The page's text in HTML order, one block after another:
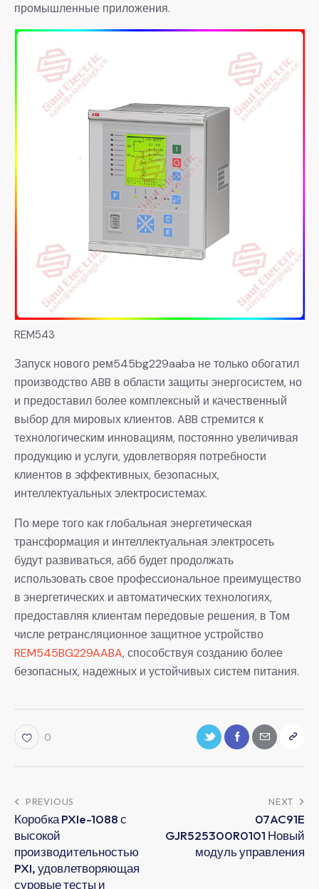
промышленные приложения.
REM543
Запуск нового рем545bg229aaba не только обогатил
производство ABB в области защиты энергосистем, но
и предоставил более комплексный и качественный
выбор для мировых клиентов. ABB стремится к
технологическим инновациям, постоянно увеличивая
продукцию и услуги, удовлетворяя потребности
клиентов в эффективных, безопасных,
интеллектуальных электросистемах.
По мере того как глобальная энергетическая
трансформация и интеллектуальная электросеть
будут развиваться, абб будет продолжать
использовать свое профессиональное преимущество
в энергетических и автоматических технологиях,
предоставляя клиентам передовые решения, в Том
числе ретрансляционное защитное устройство
REM545BG229AABA, способствуя созданию более
безопасных, надежных и устойчивых систем питания.
0
PREVIOUS
Коробка PXIe-1088 с
высокой
производительностью
PXI, удовлетворяющая
суровые тесты и
NEXT
07AC91E
GJR525300R0101 Новый
модуль управления